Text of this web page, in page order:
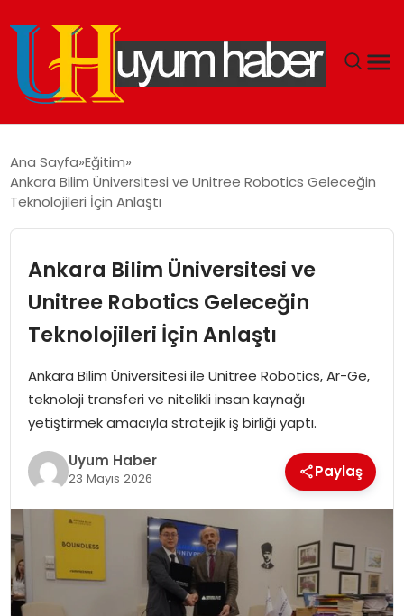
EKONOMI
SPOR
TEKNOLOJI
SAĞLIK
MAGAZIN
YAŞAM
Ana Sayfa Eğitim
Ankara Bilim Üniversitesi ve Unitree Robotics Geleceğin
Teknolojileri İçin Anlaştı
Ankara Bilim Üniversitesi ve
Unitree Robotics Geleceğin
Teknolojileri İçin Anlaştı
Ankara Bilim Üniversitesi ile Unitree Robotics, Ar-Ge,
teknoloji transferi ve nitelikli insan kaynağı
yetiştirmek amacıyla stratejik iş birliği yaptı.
Uyum Haber
23 Mayıs 2026 Paylaş